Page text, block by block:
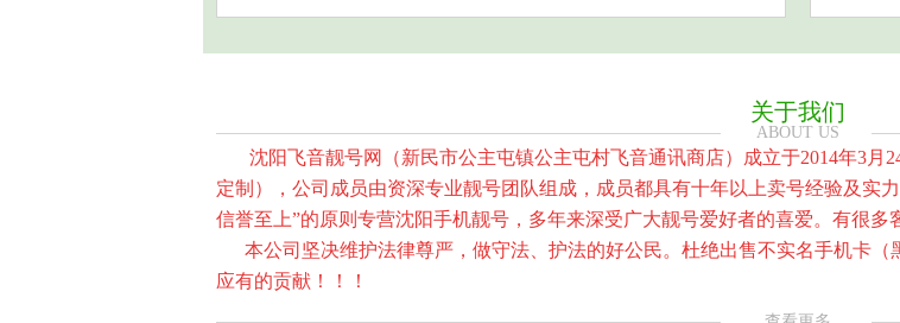
关于我们
ABOUT US
沈阳飞音靓号网（新民市公主屯镇公主屯村飞音通讯商店）成立于2014年3月
定制），公司成员由资深专业靓号团队组成，成员都具有十年以上卖号经验及实
信誉至上”的原则专营沈阳手机靓号，多年来深受广大靓号爱好者的喜爱。有很多
本公司坚决维护法律尊严，做守法、护法的好公民。杜绝出售不实名手机卡（
应有的贡献！！！